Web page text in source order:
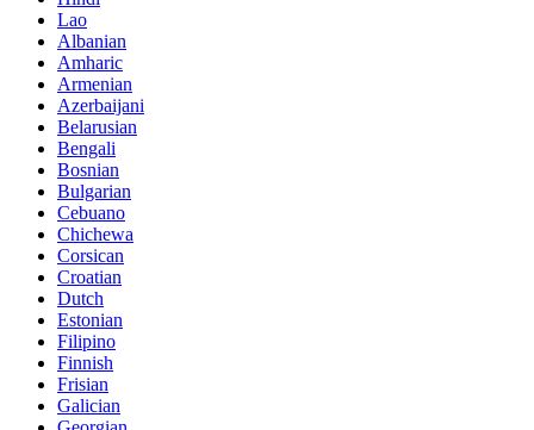
Lao
Albanian
Amharic
Armenian
Azerbaijani
Belarusian
Bengali
Bosnian
Bulgarian
Cebuano
Chichewa
Corsican
Croatian
Dutch
Estonian
Filipino
Finnish
Frisian
Galician